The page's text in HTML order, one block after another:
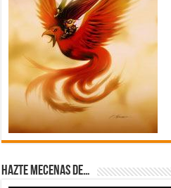
Hazte Mecenas de…